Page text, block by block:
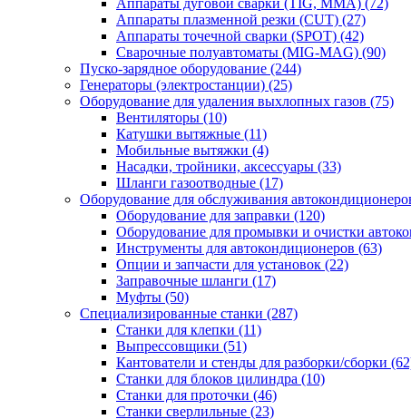
Аппараты дуговой сварки (TIG, MMA) (72)
Аппараты плазменной резки (CUT) (27)
Аппараты точечной сварки (SPOT) (42)
Сварочные полуавтоматы (MIG-MAG) (90)
Пуско-зарядное оборудование (244)
Генераторы (электростанции) (25)
Оборудование для удаления выхлопных газов (75)
Вентиляторы (10)
Катушки вытяжные (11)
Мобильные вытяжки (4)
Насадки, тройники, аксессуары (33)
Шланги газоотводные (17)
Оборудование для обслуживания
Оборудование для заправки (120)
Оборудование для промывки и очистки
Инструменты для автокондиционеров (63)
Опции и запчасти для установок (22)
Заправочные шланги (17)
Муфты (50)
Специализированные станки (287)
Станки для клепки (11)
Выпрессовщики (51)
Кантователи и стенды для разборки/сборки
Станки для блоков цилиндра (10)
Станки для проточки (46)
Станки сверлильные (23)